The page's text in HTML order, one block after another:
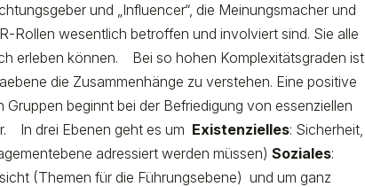
und „Influencer“, die Meinungsmacher und
Rollen wesentlich betroffen und involviert sind. Sie alle
erleben können.
Bei so hohen Komplexitätsgraden ist
die Zusammenhänge zu verstehen. Eine positive
beginnt bei der Befriedigung von essenziellen
In drei Ebenen geht es um Existenzielles: Sicherheit,
adressiert werden müssen)Soziales:
(Themen für die Führungsebene) und um ganz